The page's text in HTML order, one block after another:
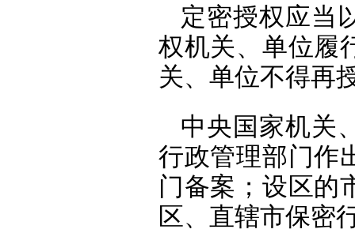
定密授权应当
权机关、单位履
关、单位不得再
中央国家机关
行政管理部门作
门备案；设区的
区、直辖市保密